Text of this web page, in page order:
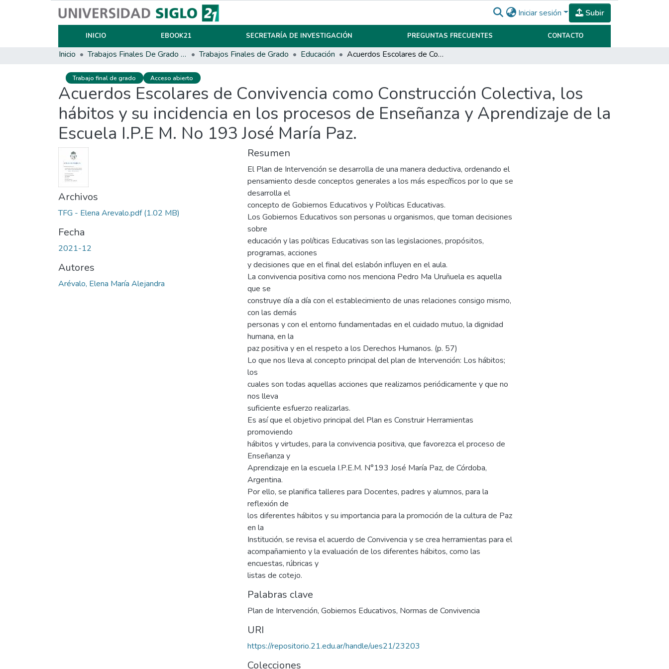
Iniciar sesión Subir
INICIO EBOOK21 SECRETARÍA DE INVESTIGACIÓN PREGUNTAS FRECUENTES CONTACTO
Inicio Trabajos Finales De Grado Y Posgrado Trabajos Finales de Grado Educación Acuerdos Escolares de Convivencia como Construcción Colectiva, los hábitos y su incidencia en los procesos de Enseñanza y Aprendizaje de la Escuela I.P.E M. No 193 José María Paz.
Trabajo final de grado Acceso abierto
Acuerdos Escolares de Convivencia como Construcción Colectiva, los
hábitos y su incidencia en los procesos de Enseñanza y Aprendizaje de la
Escuela I.P.E M. No 193 José María Paz.
Archivos
TFG - Elena Arevalo.pdf(1.02 MB)
Fecha
2021-12
Autores
Arévalo, Elena María Alejandra
Resumen
El Plan de Intervención se desarrolla de una manera deductiva, ordenando el
pensamiento desde conceptos generales a los más específicos por lo que se
desarrolla el
concepto de Gobiernos Educativos y Políticas Educativas.
Los Gobiernos Educativos son personas u organismos, que toman decisiones
sobre
educación y las políticas Educativas son las legislaciones, propósitos,
programas, acciones
y decisiones que en el final del eslabón influyen en el aula.
La convivencia positiva como nos menciona Pedro Ma Uruñuela es aquella
que se
construye día a día con el establecimiento de unas relaciones consigo mismo,
con las demás
personas y con el entorno fundamentadas en el cuidado mutuo, la dignidad
humana, en la
paz positiva y en el respeto a los Derechos Humanos. (p. 57)
Lo que nos lleva al concepto principal del plan de Intervención: Los hábitos;
los
cuales son todas aquellas acciones que realizamos periódicamente y que no
nos lleva
suficiente esfuerzo realizarlas.
Es así que el objetivo principal del Plan es Construir Herramientas
promoviendo
hábitos y virtudes, para la convivencia positiva, que favorezca el proceso de
Enseñanza y
Aprendizaje en la escuela I.P.E.M. N°193 José María Paz, de Córdoba,
Argentina.
Por ello, se planifica talleres para Docentes, padres y alumnos, para la
reflexión de
los diferentes hábitos y su importancia para la promoción de la cultura de Paz
en la
Institución, se revisa el acuerdo de Convivencia y se crea herramientas para el
acompañamiento y la evaluación de los diferentes hábitos, como las
encuestas, rúbricas y
listas de cotejo.
Palabras clave
Plan de Intervención, Gobiernos Educativos, Normas de Convivencia
URI
https://repositorio.21.edu.ar/handle/ues21/23203
Colecciones